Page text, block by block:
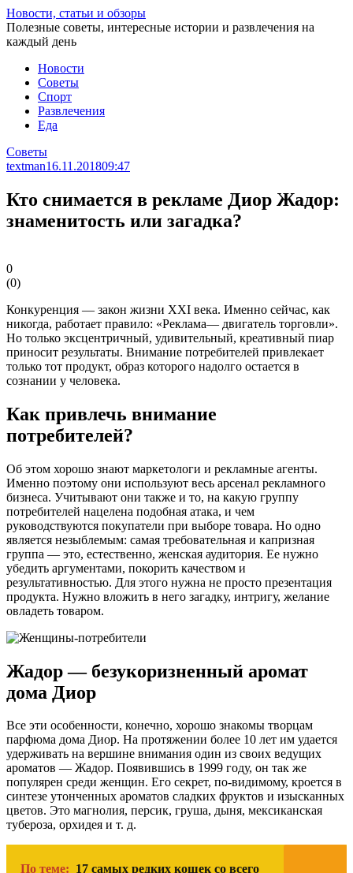
Перейти
к
статье
Новости, статьи и обзоры
Полезные советы, интересные истории и развлечения на
каждый день
Новости
Советы
Спорт
Развлечения
Еда
Советы
textman16.11.201809:47
Кто снимается в рекламе Диор Жадор:
знаменитость или загадка?
0
(0)
Конкуренция — закон жизни ХХІ века. Именно сейчас, как
никогда, работает правило: «Реклама— двигатель торговли».
Но только эксцентричный, удивительный, креативный пиар
приносит результаты. Внимание потребителей привлекает
только тот продукт, образ которого надолго остается в
сознании у человека.
Как привлечь внимание
потребителей?
Об этом хорошо знают маркетологи и рекламные агенты.
Именно поэтому они используют весь арсенал рекламного
бизнеса. Учитывают они также и то, на какую группу
потребителей нацелена подобная атака, и чем
руководствуются покупатели при выборе товара. Но одно
является незыблемым: самая требовательная и капризная
группа — это, естественно, женская аудитория. Ее нужно
убедить аргументами, покорить качеством и
результативностью. Для этого нужна не просто презентация
продукта. Нужно вложить в него загадку, интригу, желание
овладеть товаром.
Жадор — безукоризненный аромат
дома Диор
Все эти особенности, конечно, хорошо знакомы творцам
парфюма дома Диор. На протяжении более 10 лет им удается
удерживать на вершине внимания один из своих ведущих
ароматов — Жадор. Появившись в 1999 году, он так же
популярен среди женщин. Его секрет, по-видимому, кроется в
синтезе утонченных ароматов сладких фруктов и изысканных
цветов. Это магнолия, персик, груша, дыня, мексиканская
тубероза, орхидея и т. д.
По теме: 17 самых редких кошек со всего